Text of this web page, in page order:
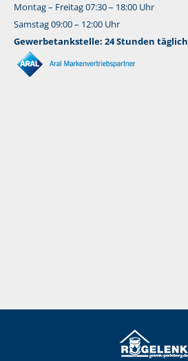
Montag – Freitag 07:30 – 18:00 Uhr
Samstag 09:00 – 12:00 Uhr
Gewerbetankstelle: 24 Stunden täglich